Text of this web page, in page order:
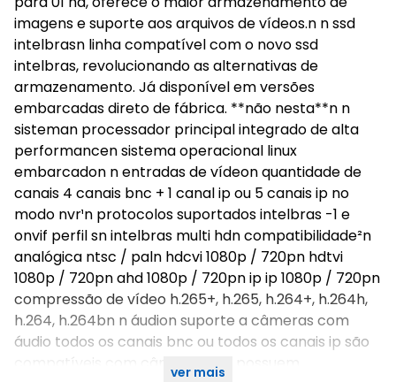
imagens e suporte aos arquivos de vídeos.n n ssd
intelbrasn linha compatível com o novo ssd
intelbras, revolucionando as alternativas de
armazenamento. Já disponível em versões
embarcadas direto de fábrica. **não nesta**n n
sisteman processador principal integrado de alta
performancen sistema operacional linux
embarcadon n entradas de vídeon quantidade de
canais 4 canais bnc + 1 canal ip ou 5 canais ip no
modo nvr¹n protocolos suportados intelbras -1 e
onvif perfil sn intelbras multi hdn compatibilidade²n
analógica ntsc / paln hdcvi 1080p / 720pn hdtvi
1080p / 720pn ahd 1080p / 720pn ip ip 1080p / 720pn
compressão de vídeo h.265+, h.265, h.264+, h.264h,
h.264, h.264bn n áudion suporte a câmeras com
áudio todos os canais bnc ou todos os canais ip são
compatíveis com câmeras que possuem
ver mais